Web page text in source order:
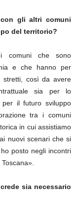
gli altri comuni
del territorio?
comuni che sono
e che hanno per
stretti, così da avere
sia per lo
per il futuro sviluppo
tra i comuni
in cui assistiamo
nuovi scenari che si
posto negli incontri
sia necessario